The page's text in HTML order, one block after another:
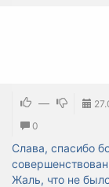
—
0
Слава, спасибо
Жаль, что не